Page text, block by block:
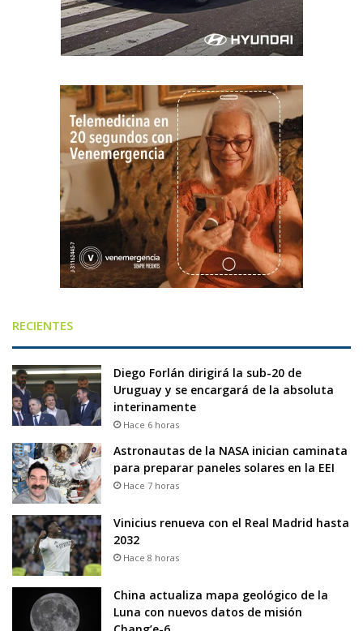
RECIENTES
Diego Forlán dirigirá la sub-20 de
Uruguay y se encargará de la absoluta
interinamente
Hace 6 horas
Astronautas de la NASA inician caminata
para preparar paneles solares en la EEI
Hace 7 horas
Vinicius renueva con el Real Madrid hasta
2032
Hace 8 horas
China actualiza mapa geológico de la
Luna con nuevos datos de misión